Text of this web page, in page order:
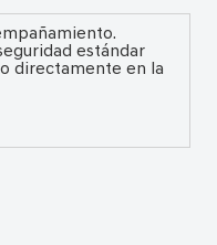
estándar
directamente en la